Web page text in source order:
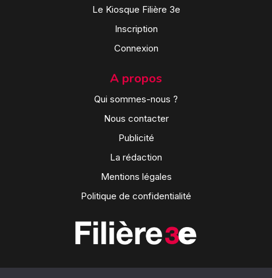
Le Kiosque Filière 3e
Inscription
Connexion
A propos
Qui sommes-nous ?
Nous contacter
Publicité
La rédaction
Mentions légales
Politique de confidentialité